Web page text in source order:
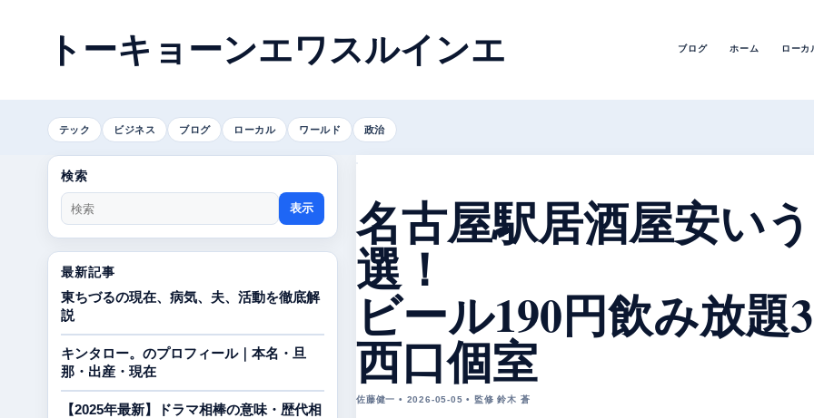
トーキョーンエワスルインエ ブログ ホーム ローカ
テック ビジネス ブログ ローカル ワールド 政治
名古屋駅居酒屋安い
選！
ビール190円飲み放
西口個室
佐藤健一 • 2026-05-05 • 監修 鈴木 蒼
検索
表示
最新記事
東ちづるの現在、病気、夫、活動を徹底解
説
キンタロー。のプロフィール｜本名・旦
那・出産・現在
【2025年最新】ドラマ相棒の意味・歴代相